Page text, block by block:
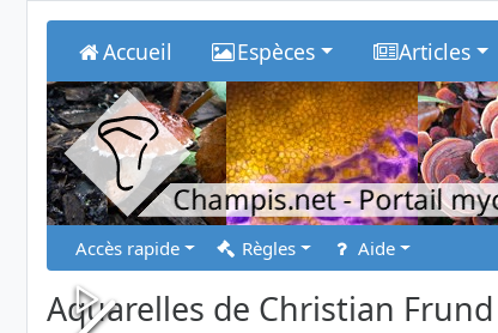
Accueil Espèces Articles
Champis.net- Portail
Accès rapide Règles Aide
Aquarelles de Christian Frund